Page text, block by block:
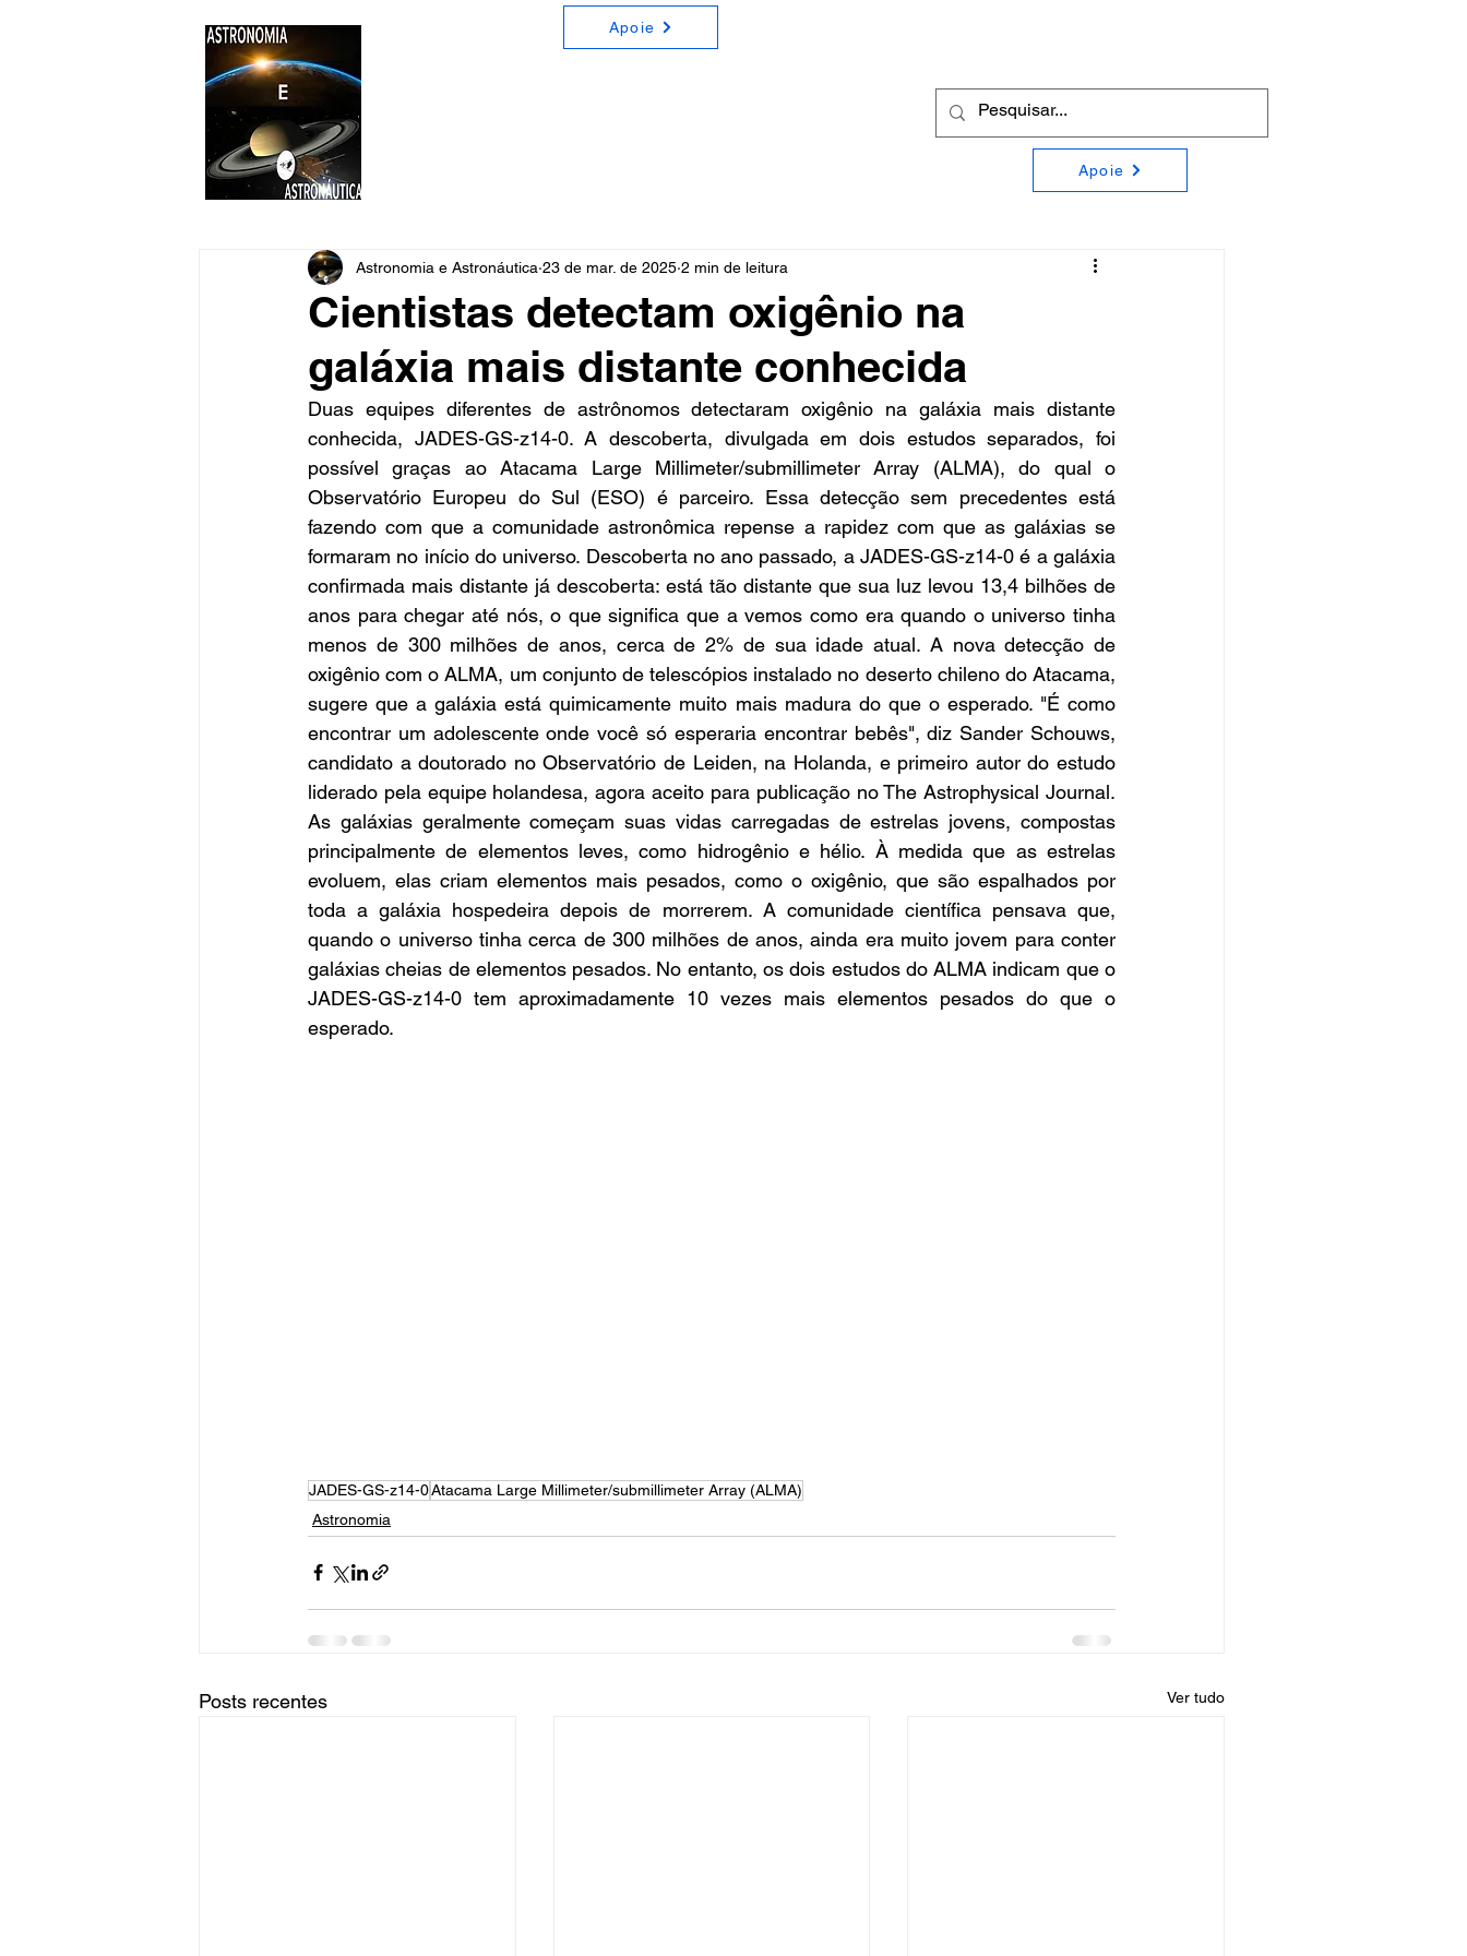
Apoie
Apoie
Cientistas detectam oxigênio na
galáxia mais distante conhecida
Astronomia e Astronáutica 23 de mar. de 2025 2 min de leitura
Duas equipes diferentes de astrônomos detectaram oxigênio na galáxia mais distante
conhecida, JADES-GS-z14-0. A descoberta, divulgada em dois estudos separados, foi
possível graças ao Atacama Large Millimeter/submillimeter Array (ALMA), do qual o
Observatório Europeu do Sul (ESO) é parceiro. Essa detecção sem precedentes está
fazendo com que a comunidade astronômica repense a rapidez com que as galáxias se
formaram no início do universo. Descoberta no ano passado, a JADES-GS-z14-0 é a galáxia
confirmada mais distante já descoberta: está tão distante que sua luz levou 13,4 bilhões de
anos para chegar até nós, o que significa que a vemos como era quando o universo tinha
menos de 300 milhões de anos, cerca de 2% de sua idade atual. A nova detecção de
oxigênio com o ALMA, um conjunto de telescópios instalado no deserto chileno do Atacama,
sugere que a galáxia está quimicamente muito mais madura do que o esperado. "É como
encontrar um adolescente onde você só esperaria encontrar bebês", diz Sander Schouws,
candidato a doutorado no Observatório de Leiden, na Holanda, e primeiro autor do estudo
liderado pela equipe holandesa, agora aceito para publicação no The Astrophysical Journal.
As galáxias geralmente começam suas vidas carregadas de estrelas jovens, compostas
principalmente de elementos leves, como hidrogênio e hélio. À medida que as estrelas
evoluem, elas criam elementos mais pesados, como o oxigênio, que são espalhados por
toda a galáxia hospedeira depois de morrerem. A comunidade científica pensava que,
quando o universo tinha cerca de 300 milhões de anos, ainda era muito jovem para conter
galáxias cheias de elementos pesados. No entanto, os dois estudos do ALMA indicam que o
JADES-GS-z14-0 tem aproximadamente 10 vezes mais elementos pesados do que o
esperado.
JADES-GS-z14-0Atacama Large Millimeter/submillimeter Array (ALMA)
Astronomia
Posts recentes Ver tudo